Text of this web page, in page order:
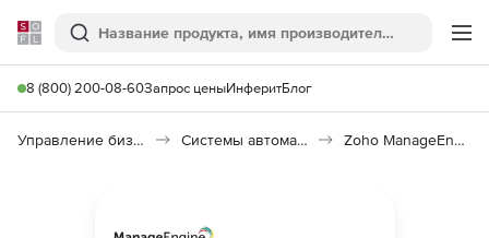
Softline
Поиск
8 (800) 200-08-60Запрос ценыИнферитБлог
Управление бизнесом, CRM/ERP Системы автоматизации Zoho ManageEngine Mobile Device Manager Plus